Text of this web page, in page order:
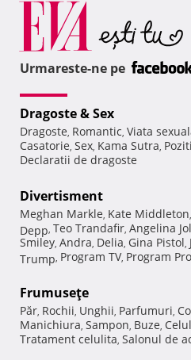
Urmareste-ne pe
Dragoste & Sex
Dragoste, Romantic, Viata
Casatorie, Sex, Kama Sutra,
Declaratii de dragoste
Divertisment
Meghan Markle, Kate Middleton,
Depp, Teo Trandafir, Angelina
Smiley, Andra, Delia, Gina Pistol,
Trump, Program TV, Program
Frumuseţe
Păr, Rochii, Unghii, Parfumuri,
Manichiura, Sampon, Buze,
Tratament celulita, Salonul de